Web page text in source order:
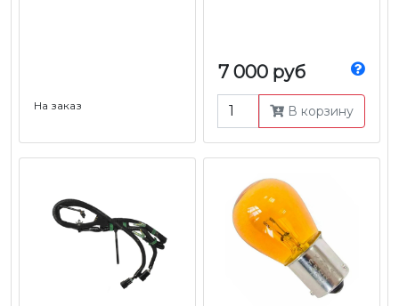
На заказ
7 000 руб
В корзину